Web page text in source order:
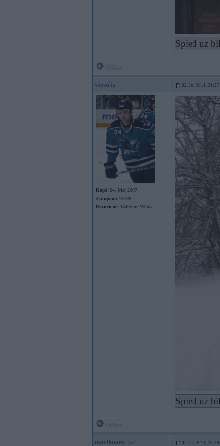
Spied uz
viesulis 02. Jan 2011, 21:27
Kopš: 04. Mar 2007
Ziņojumi: 16796
Braucu ar: Volvo un Volvo
Spied uz
marihuans 02. Jan 2011, 23:39